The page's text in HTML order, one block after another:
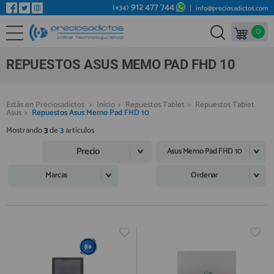
REPUESTOS MÓVILES
REPUESTOS TABLET
REPUESTOS VIDEOCONSOLAS
REPUESTOS MACBOOK
REPUESTOS OTROS DISPOSITIVOS
REPUESTOS PORTÁTILES
IC CHIP / FPC
MÓVILES REACONDICIONADOS
Bienvenid@ otra vez
YA SOY CLIENTE
Recordarme
Regístrate en un momento
¿ERES NUEVO?
(+34) 912 477 744 info@preciosadictos.com
0
REPUESTOS ASUS MEMO PAD FHD 10
Estás en Preciosadictos > Inicio > Repuestos Tablet > Repuestos Tablet
Asus > Repuestos Asus Memo Pad FHD 10
Mostrando3de3artículos
Precio
Asus Memo Pad FHD 10
Marcas
Ordenar